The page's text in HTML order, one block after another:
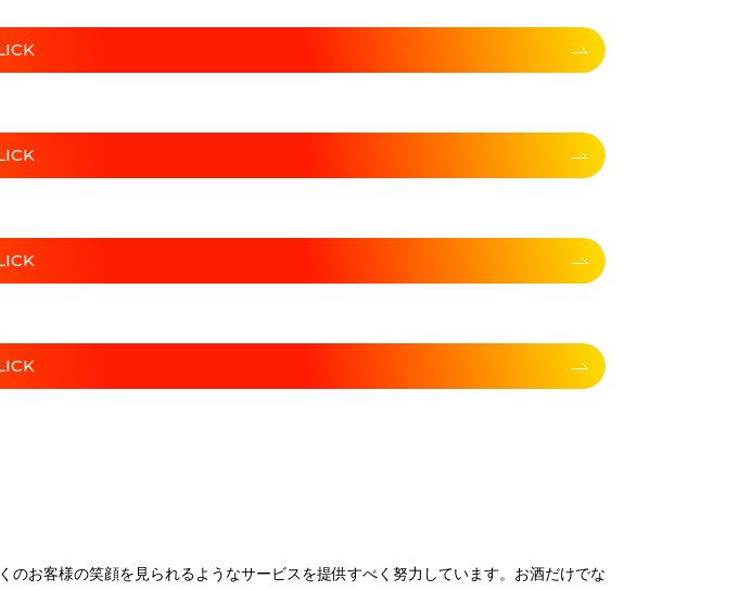
お客様の笑顔を見られるようなサービスを提供すべく努力しています。お酒だけでな